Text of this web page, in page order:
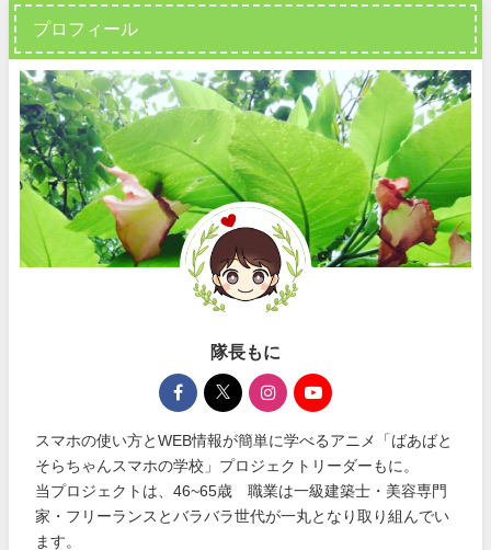
プロフィール
隊長もに
スマホの使い方とWEB情報が簡単に学べるアニメ「ばあばと
そらちゃんスマホの学校」プロジェクトリーダーもに。
当プロジェクトは、46~65歳 職業は一級建築士・美容専門
家・フリーランスとバラバラ世代が一丸となり取り組んでい
ます。